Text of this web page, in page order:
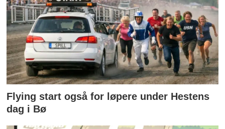
Flying start også for løpere under Hestens
dag i Bø